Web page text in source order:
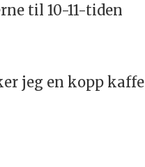
til 10-11-tiden
jeg en kopp kaffe